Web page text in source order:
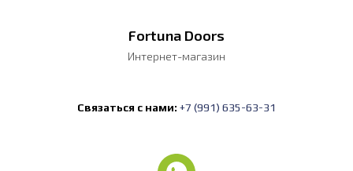
Fortuna Doors
Интернет-магазин
Связаться с нами: +7 (991) 635-63-31